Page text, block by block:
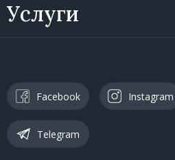
Услуги
Facebook Instagram
Telegram